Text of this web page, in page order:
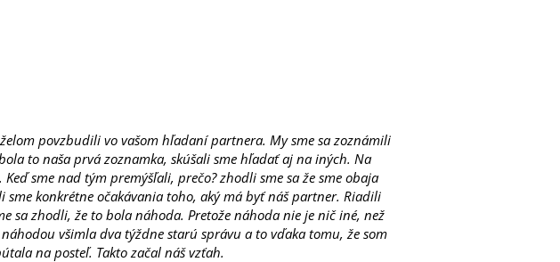
povzbudili vo vašom hľadaní partnera. My sme sa zoznámili
to naša prvá zoznamka, skúšali sme hľadať aj na iných. Na
Keď sme nad tým premýšľali, prečo? zhodli sme sa že sme obaja
konkrétne očakávania toho, aký má byť náš partner. Riadili
sa zhodli, že to bola náhoda. Pretože náhoda nie je nič iné, než
všimla dva týždne starú správu a to vďaka tomu, že som
na posteľ. Takto začal náš vzťah.